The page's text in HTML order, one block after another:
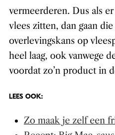
vermeerderen. Dus als
vlees zitten, dan gaan
overlevingskans op
heel laag, ook vanwege
voordat zo’n product in
LEES OOK:
Zo maak je zelf een